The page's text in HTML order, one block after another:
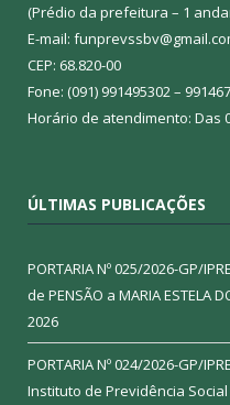
(Prédio da prefeitura – 1
E-mail:
CEP: 68.820-00
Fone: (091) 991495302 –
Horário de atendimento: Das
ÚLTIMAS PUBLICAÇÕES
PORTARIA Nº 025/2026-GP/
de PENSÃO a MARIA ESTELA
2026
PORTARIA Nº 024/2026-GP/
Instituto de Previdência